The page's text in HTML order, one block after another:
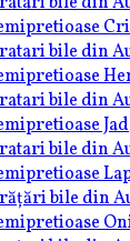
bile din
bile din
Jad
bile din
bile din